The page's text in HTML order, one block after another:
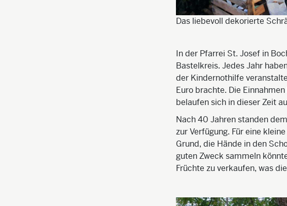
Das liebevoll dekorierte
In der Pfarrei St. Josef in
Bastelkreis. Jedes Jahr
der Kindernothilfe
Euro brachte. Die
belaufen sich in dieser Zeit
Nach 40 Jahren standen
zur Verfügung. Für eine
Grund, die Hände in den
guten Zweck sammeln
Früchte zu verkaufen, was